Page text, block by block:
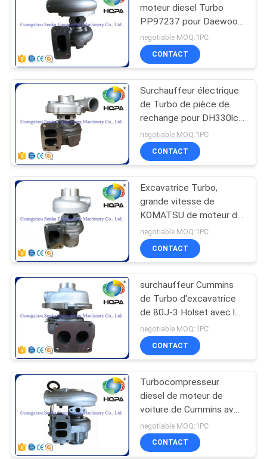
PRIVACY
POLICYKit de joint de
pompe
Kit final de joint
d'entraînement
62
Kits hydrauliques de
joint de moteur
98
moteur diesel Turbo
PP97237 pour Daewoo
Doosan DH220-5,
ISO9001 Listd
negotiable MOQ:1PC
CONTACT
Surchauffeur électrique
de Turbo de pièce de
rechange pour DH330lc-
7, type d'entrées d'air
negotiable MOQ:1PC
CONTACT
Excavatrice Turbo,
grande vitesse de
KOMATSU de moteur de
4D102 Cummins Holset
Turbo
negotiable MOQ:1PC
CONTACT
surchauffeur Cummins
de Turbo d'excavatrice
de 80J-3 Holset avec le
type d'entrées d'air
negotiable MOQ:1PC
CONTACT
Turbocompresseur
diesel de moteur de
voiture de Cummins avec
des matériaux de fer de
bâti, six mois de garantie
negotiable MOQ:1PC
CONTACT